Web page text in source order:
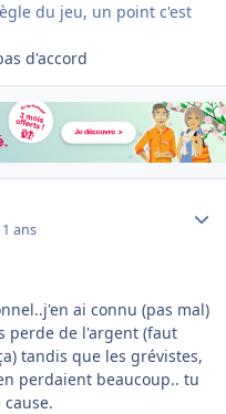
du jeu, un point c'est
d'accord
ans
ai connu (pas mal)
perde de l'argent (faut
tandis que les grévistes,
perdaient beaucoup.. tu